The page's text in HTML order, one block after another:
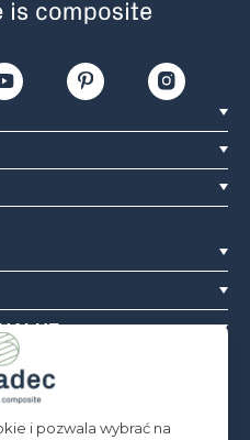
i pozwala wybrać na